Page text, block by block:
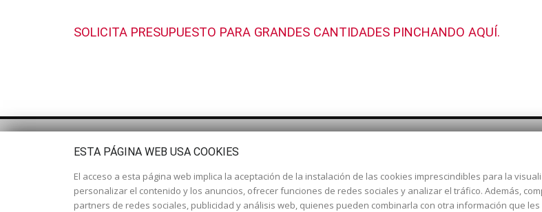
SOLICITA PRESUPUESTO PARA GRANDES CANTIDADES PINCHANDO AQUÍ.
Dirección:
Alcorcón
ESTA PÁGINA WEB USA COOKIES
El acceso a esta página web implica la aceptación de la instalación de las cookies imprescindibles para la
personalizar el contenido y los anuncios, ofrecer funciones de redes sociales y analizar el tráfico. Además,
partners de redes sociales, publicidad y análisis web, quienes pueden combinarla con otra información que